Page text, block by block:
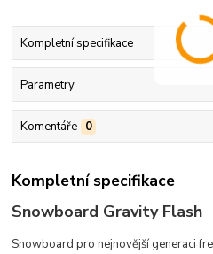
Kompletní specifikace
Parametry
Komentáře 0
Kompletní specifikace
Snowboard Gravity Flash
Snowboard pro nejnovější generaci